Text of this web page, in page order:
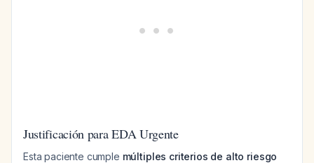
Justificación para EDA Urgente
Esta paciente cumple múltiples criterios de alto riesgo